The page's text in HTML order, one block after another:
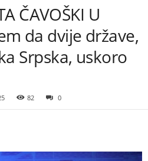
ČAVOŠKI U
da dvije države,
Srpska, uskoro
82 0